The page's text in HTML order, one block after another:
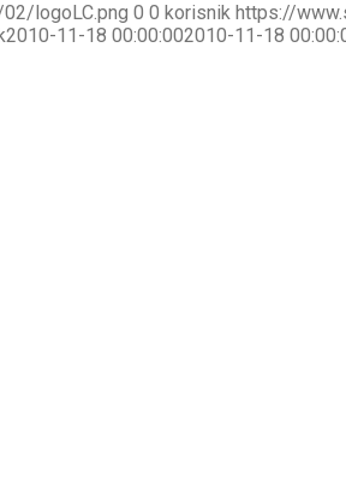
logoLC.png 0 0 korisnik https://
2010-11-18 00:00:002010-11-18